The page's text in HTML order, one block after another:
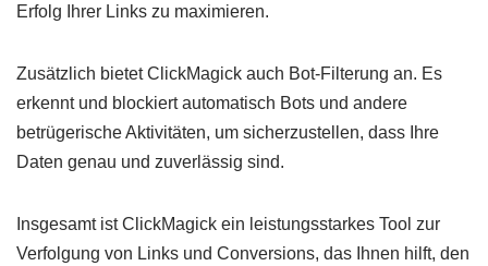
Erfolg Ihrer Links zu maximieren.
Zusätzlich bietet ClickMagick auch Bot-Filterung an. Es
erkennt und blockiert automatisch Bots und andere
betrügerische Aktivitäten, um sicherzustellen, dass Ihre
Daten genau und zuverlässig sind.
Insgesamt ist ClickMagick ein leistungsstarkes Tool zur
Verfolgung von Links und Conversions, das Ihnen hilft, den